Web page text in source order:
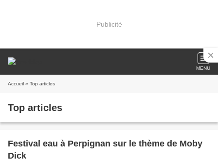
Publicité
MENU
Accueil » Top articles
Top articles
Festival eau à Perpignan sur le thème de Moby
Dick